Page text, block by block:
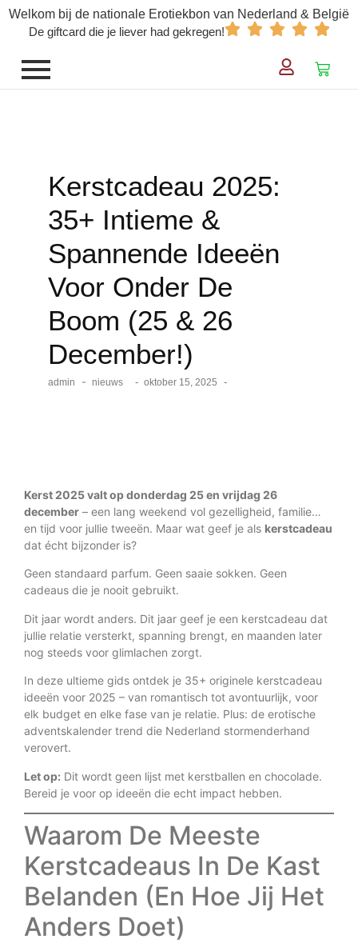
Welkom bij de nationale Erotiekbon van Nederland & België
De giftcard die je liever had gekregen!
Kerstcadeau 2025:
35+ Intieme &
Spannende Ideeën
Voor Onder De
Boom (25 & 26
December!)
admin - nieuws - oktober 15, 2025 -
Kerst 2025 valt op donderdag 25 en vrijdag 26
december – een lang weekend vol gezelligheid, familie…
en tijd voor jullie tweeën. Maar wat geef je als kerstcadeau
dat écht bijzonder is?
Geen standaard parfum. Geen saaie sokken. Geen
cadeaus die je nooit gebruikt.
Dit jaar wordt anders. Dit jaar geef je een kerstcadeau dat
jullie relatie versterkt, spanning brengt, en maanden later
nog steeds voor glimlachen zorgt.
In deze ultieme gids ontdek je 35+ originele kerstcadeau
ideeën voor 2025 – van romantisch tot avontuurlijk, voor
elk budget en elke fase van je relatie. Plus: de erotische
adventskalender trend die Nederland stormenderhand
verovert.
Let op: Dit wordt geen lijst met kerstballen en chocolade.
Bereid je voor op ideeën die echt impact hebben.
Waarom De Meeste
Kerstcadeaus In De Kast
Belanden (En Hoe Jij Het
Anders Doet)